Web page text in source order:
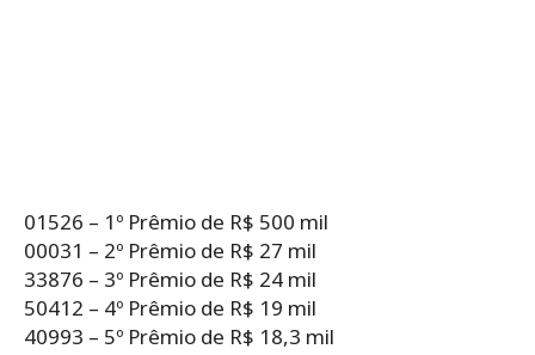
01526 – 1º Prêmio de R$ 500 mil
00031 – 2º Prêmio de R$ 27 mil
33876 – 3º Prêmio de R$ 24 mil
50412 – 4º Prêmio de R$ 19 mil
40993 – 5º Prêmio de R$ 18,3 mil